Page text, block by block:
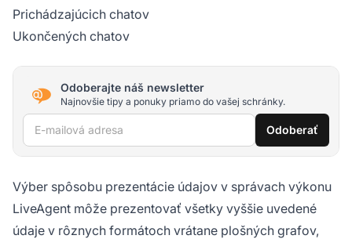
Prichádzajúcich chatov
Ukončených chatov
Odoberajte náš newsletter
Najnovšie tipy a ponuky priamo do vašej schránky.
E-mailová adresa Odoberať
Výber spôsobu prezentácie údajov v správach výkonu
LiveAgent môže prezentovať všetky vyššie uvedené
údaje v rôznych formátoch vrátane plošných grafov,